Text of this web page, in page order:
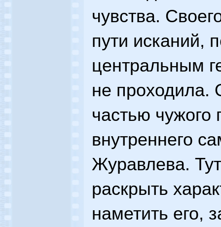
чувства.
пути исканий,
центральным
не проходила.
частью чужого
внутреннего
Журавлева.
раскрыть
наметить его,